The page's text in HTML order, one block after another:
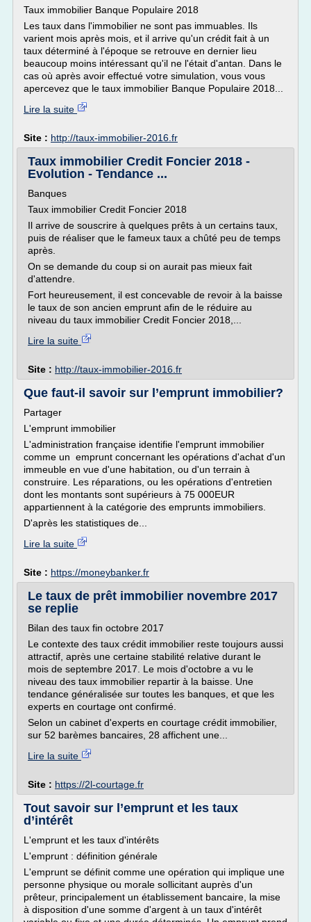
Taux immobilier Banque Populaire 2018
Les taux dans l'immobilier ne sont pas immuables. Ils
varient mois après mois, et il arrive qu'un crédit fait à un
taux déterminé à l'époque se retrouve en dernier lieu
beaucoup moins intéressant qu'il ne l'était d'antan. Dans le
cas où après avoir effectué votre simulation, vous vous
apercevez que le taux immobilier Banque Populaire 2018...
Lire la suite
Site : http://taux-immobilier-2016.fr
Taux immobilier Credit Foncier 2018 -
Evolution - Tendance ...
Banques
Taux immobilier Credit Foncier 2018
Il arrive de souscrire à quelques prêts à un certains taux,
puis de réaliser que le fameux taux a chûté peu de temps
après.
On se demande du coup si on aurait pas mieux fait
d'attendre.
Fort heureusement, il est concevable de revoir à la baisse
le taux de son ancien emprunt afin de le réduire au
niveau du taux immobilier Credit Foncier 2018,...
Lire la suite
Site : http://taux-immobilier-2016.fr
Que faut-il savoir sur l’emprunt immobilier?
Partager
L'emprunt immobilier
L'administration française identifie l'emprunt immobilier
comme un emprunt concernant les opérations d'achat d'un
immeuble en vue d'une habitation, ou d'un terrain à
construire. Les réparations, ou les opérations d'entretien
dont les montants sont supérieurs à 75 000EUR
appartiennent à la catégorie des emprunts immobiliers.
D'après les statistiques de...
Lire la suite
Site : https://moneybanker.fr
Le taux de prêt immobilier novembre 2017
se replie
Bilan des taux fin octobre 2017
Le contexte des taux crédit immobilier reste toujours aussi
attractif, après une certaine stabilité relative durant le
mois de septembre 2017. Le mois d'octobre a vu le
niveau des taux immobilier repartir à la baisse. Une
tendance généralisée sur toutes les banques, et que les
experts en courtage ont confirmé.
Selon un cabinet d'experts en courtage crédit immobilier,
sur 52 barèmes bancaires, 28 affichent une...
Lire la suite
Site : https://2l-courtage.fr
Tout savoir sur l’emprunt et les taux
d’intérêt
L'emprunt et les taux d'intérêts
L'emprunt : définition générale
L'emprunt se définit comme une opération qui implique une
personne physique ou morale sollicitant auprès d'un
prêteur, principalement un établissement bancaire, la mise
à disposition d'une somme d'argent à un taux d'intérêt